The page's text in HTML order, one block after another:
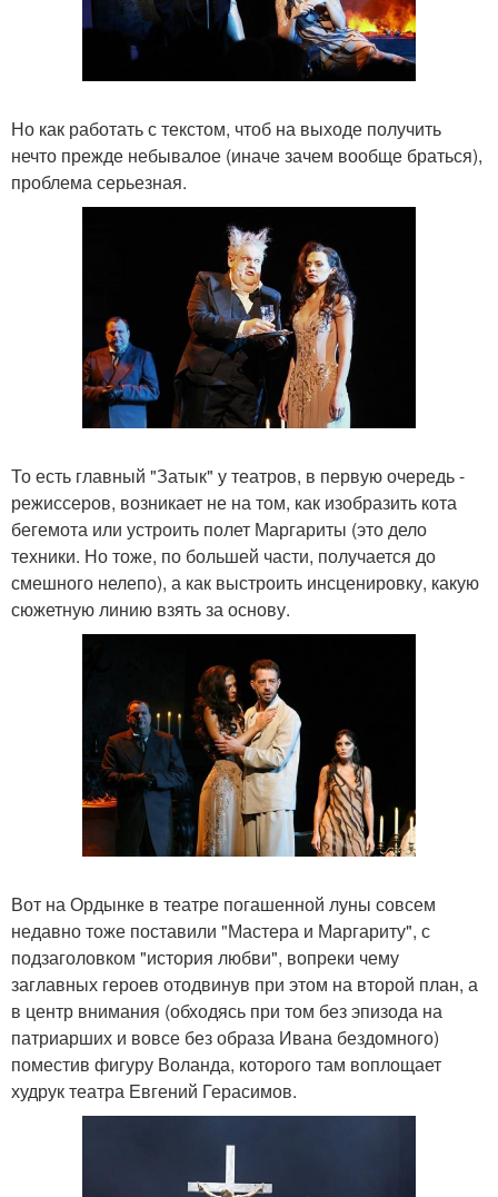
Но как работать с текстом, чтоб на выходе получить
нечто прежде небывалое (иначе зачем вообще браться),
проблема серьезная.
То есть главный "Затык" у театров, в первую очередь -
режиссеров, возникает не на том, как изобразить кота
бегемота или устроить полет Маргариты (это дело
техники. Но тоже, по большей части, получается до
смешного нелепо), а как выстроить инсценировку, какую
сюжетную линию взять за основу.
Вот на Ордынке в театре погашенной луны совсем
недавно тоже поставили "Мастера и Маргариту", с
подзаголовком "история любви", вопреки чему
заглавных героев отодвинув при этом на второй план, а
в центр внимания (обходясь при том без эпизода на
патриарших и вовсе без образа Ивана бездомного)
поместив фигуру Воланда, которого там воплощает
худрук театра Евгений Герасимов.